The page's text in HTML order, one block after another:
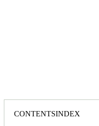
CONTENTSINDEX